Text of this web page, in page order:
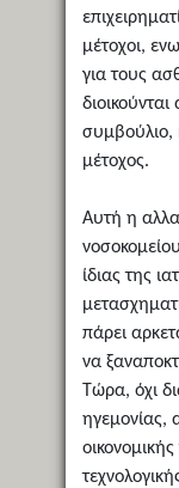
μέτοχοι,
για τους
συμβούλιο,
μέτοχος.
Αυτή η
ίδιας της
πάρει
να
Τώρα, όχι
ηγεμονίας,